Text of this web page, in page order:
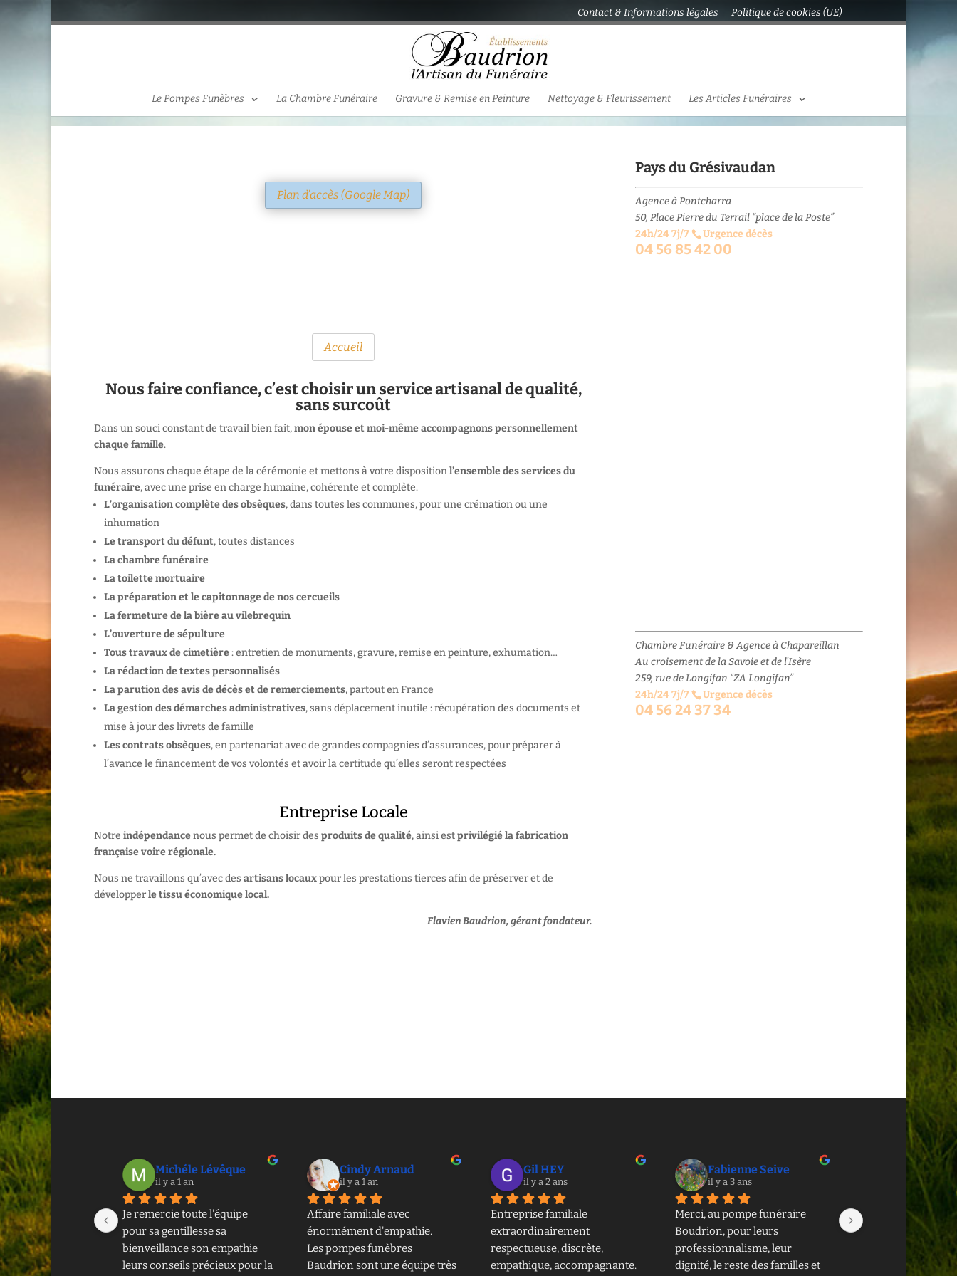
Contact & Informations légales Politique de cookies (UE)
Le Pompes Funèbres La Chambre Funéraire Gravure & Remise en Peinture Nettoyage & Fleurissement Les Articles Funéraires
Plan d’accès (Google Map)
Accueil
Nous faire confiance, c’est choisir un service artisanal de qualité,
sans surcoût
Dans un souci constant de travail bien fait,mon épouse et moi-même accompagnons personnellement
chaque famille.
Nous assurons chaque étape de la cérémonie et mettons à votre dispositionl’ensemble des services du
funéraire, avec une prise en charge humaine, cohérente et complète.
L’organisation complète des obsèques, dans toutes les communes, pour une crémation ou une
inhumation
Le transport du défunt, toutes distances
La chambre funéraire
La toilette mortuaire
La préparation et le capitonnage de nos cercueils
La fermeture de la bière au vilebrequin
L’ouverture de sépulture
Tous travaux de cimetière: entretien de monuments, gravure, remise en peinture, exhumation…
La rédaction de textes personnalisés
La parution des avis de décès et de remerciements, partout en France
La gestion des démarches administratives, sans déplacement inutile : récupération des documents et
mise à jour des livrets de famille
Les contrats obsèques, en partenariat avec de grandes compagnies d’assurances, pour préparer à
l’avance le financement de vos volontés et avoir la certitude qu’elles seront respectées
Entreprise Locale
Notre indépendancenous permet de choisir des produits de qualité, ainsi estprivilégié la fabrication
française voire régionale.
Nous ne travaillons qu’avec des artisans locauxpour les prestations tierces afin de préserver et de
développerle tissu économique local.
Flavien Baudrion, gérant fondateur.
Pays du Grésivaudan
Agence à Pontcharra
50, Place Pierre du Terrail “place de la Poste”
24h/24 7j/7
Urgence décès
04 56 85 42 00
Chambre Funéraire & Agence à Chapareillan
Au croisement de la Savoie et de l’Isère
259, rue de Longifan “ZA Longifan”
24h/24 7j/7
Urgence décès
04 56 24 37 34
Michéle Lévêque
il y a 1 an
Je remercie toute l'équipe
pour sa gentillesse sa
bienveillance son empathie
leurs conseils précieux pour la
Cindy Arnaud
il y a 1 an
Affaire familiale avec
énormément d'empathie.
Les pompes funèbres
Baudrion sont une équipe très
Gil HEY
il y a 2 ans
Entreprise familiale
extraordinairement
respectueuse, discrète,
empathique, accompagnante.
Fabienne Seive
il y a 3 ans
Merci, au pompe funéraire
Boudrion, pour leurs
professionnalisme, leur
dignité, le reste des familles et
Célia MM
il y a 3 ans
Ma famille a eu
recours aux
Baudrion Pompes
nous tenons à